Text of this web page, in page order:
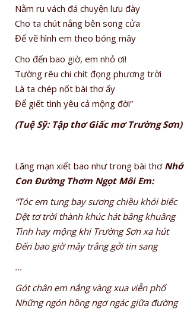
Nằm ru vách đá chuyện lưu đày
Cho ta chút nắng bên song cửa
Để vẽ hình em theo bóng mây
Cho đến bao giờ, em nhỏ ơi!
Tường rêu chi chít đọng phương trời
Là ta chép nốt bài thơ ấy
Để giết tình yêu cả mộng đời”
(Tuệ Sỹ: Tập thơ Giấc mơ Trường Sơn)
Lãng mạn xiết bao như trong bài thơ Nhớ
Con Đường Thơm Ngọt Môi Em:
“Tóc em tung bay sương chiều khói biếc
Dệt tơ trời thành khúc hát bâng khuâng
Tình hay mộng khi Trường Sơn xa hút
Đến bao giờ mây trắng gởi tin sang
…
Gót chân em nắng vàng xua viễn phố
Những ngón hồng ngơ ngác giữa đường